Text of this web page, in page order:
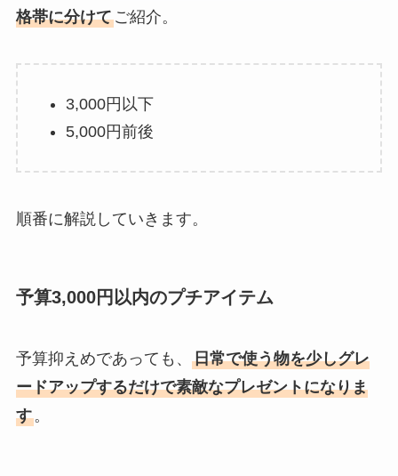
格帯に分けてご紹介。
3,000円以下
5,000円前後
順番に解説していきます。
予算3,000円以内のプチアイテム
予算抑えめであっても、 日常で使う物を少しグレ
ードアップするだけで素敵なプレゼントになりま
す。